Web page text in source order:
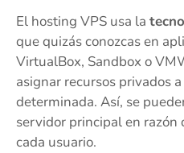
El hosting VPS usa la
que quizás conozcas en
VirtualBox, Sandbox o
asignar recursos privados
determinada. Así, se
servidor principal en razón
cada usuario.